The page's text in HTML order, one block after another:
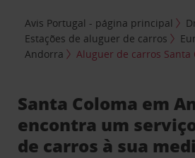
Avis Portugal - página principal
Estações de aluguer de carros
Andorra
Aluguer de carros Santa
Santa Coloma em
encontra um
de carros à sua